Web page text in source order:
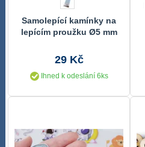
Samolepící kamínky na
lepícím proužku Ø5 mm
29 Kč
Ihned k odeslání 6ks